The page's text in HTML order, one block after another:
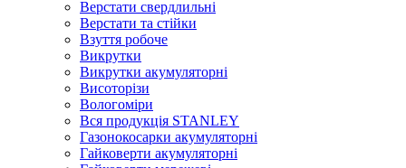
Верстати свердлильні
Верстати та стійки
Взуття робоче
Викрутки
Викрутки акумуляторні
Висоторізи
Вологоміри
Вся продукція STANLEY
Газонокосарки акумуляторні
Гайковерти акумуляторні